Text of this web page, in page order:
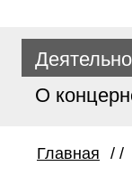
О
Главная / /